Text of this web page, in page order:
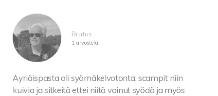
Brutus
1 arvostelu
Äyriäispasta oli syömäkelvotonta, scampit niin
kuivia ja sitkeitä ettei niitä voinut syödä ja myös